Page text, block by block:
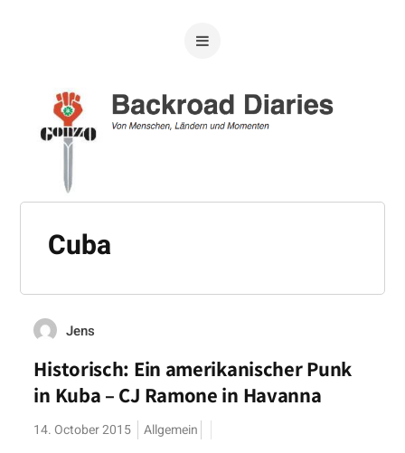
Cuba
Jens
Historisch: Ein amerikanischer Punk
in Kuba – CJ Ramone in Havanna
14. October 2015 Allgemein